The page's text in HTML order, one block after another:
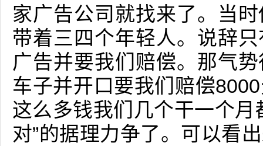
家广告公司就找来了。当
带着三四个年轻人。说辞
广告并要我们赔偿。那气
车子并开口要我们赔偿
这么多钱我们几个干一个月
对”的据理力争了。可以看